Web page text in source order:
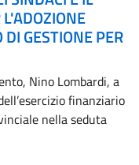
GESTIONE PER
Nino Lombardi, a
finanziario
nella seduta